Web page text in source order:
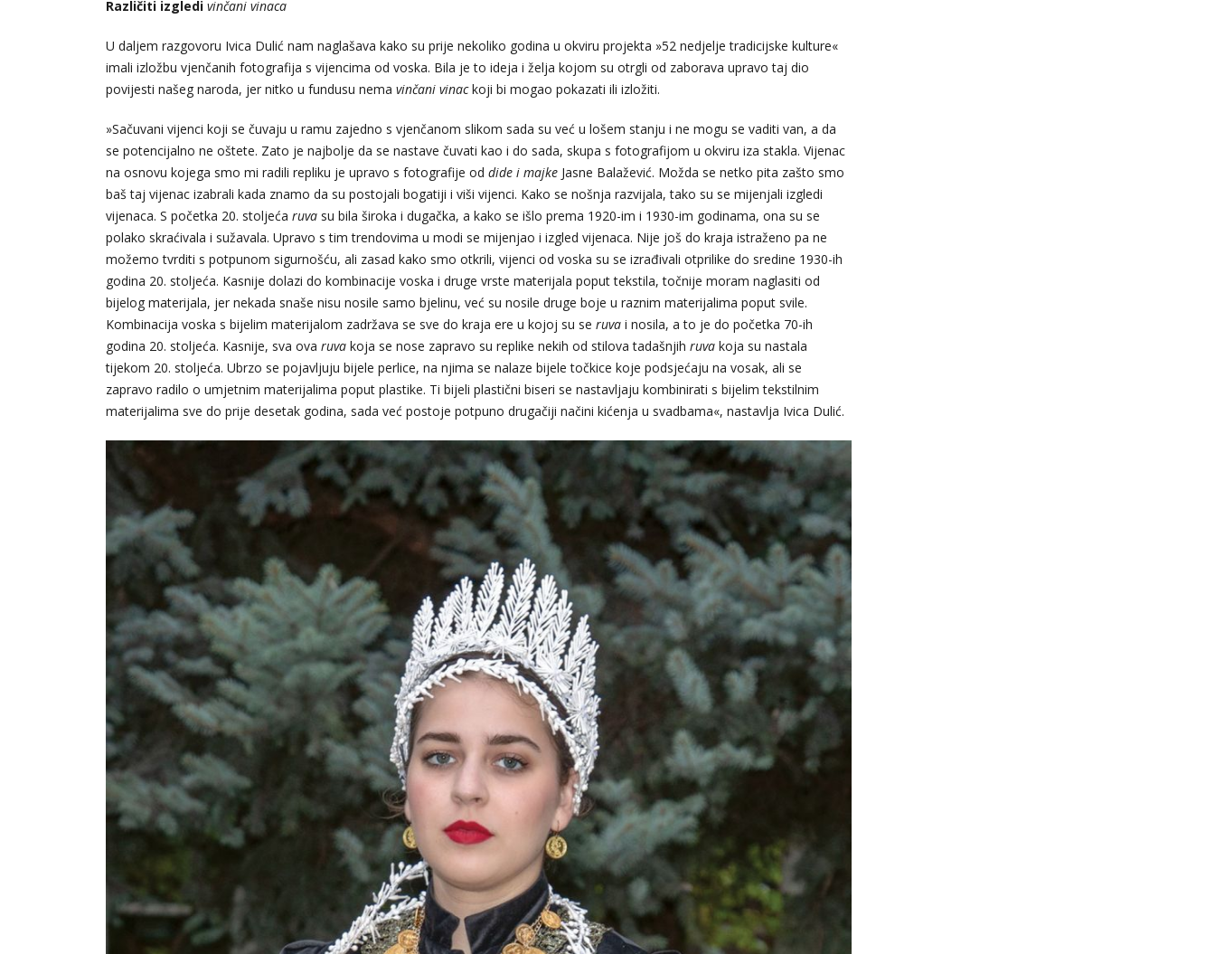
Različiti izgledi vinčani vinaca
U daljem razgovoru Ivica Dulić nam naglašava kako su prije nekoliko godina u okviru projekta »52 nedjelje tradicijske kulture«
imali izložbu vjenčanih fotografija s vijencima od voska. Bila je to ideja i želja kojom su otrgli od zaborava upravo taj dio
povijesti našeg naroda, jer nitko u fundusu nema vinčani vinackoji bi mogao pokazati ili izložiti.
»Sačuvani vijenci koji se čuvaju u ramu zajedno s vjenčanom slikom sada su već u lošem stanju i ne mogu se vaditi van, a da
se potencijalno ne oštete. Zato je najbolje da se nastave čuvati kao i do sada, skupa s fotografijom u okviru iza stakla. Vijenac
na osnovu kojega smo mi radili repliku je upravo s fotografije od dide i majke Jasne Balažević. Možda se netko pita zašto smo
baš taj vijenac izabrali kada znamo da su postojali bogatiji i viši vijenci. Kako se nošnja razvijala, tako su se mijenjali izgledi
vijenaca. S početka 20. stoljeća ruva su bila široka i dugačka, a kako se išlo prema 1920-im i 1930-im godinama, ona su se
polako skraćivala i sužavala. Upravo s tim trendovima u modi se mijenjao i izgled vijenaca. Nije još do kraja istraženo pa ne
možemo tvrditi s potpunom sigurnošću, ali zasad kako smo otkrili, vijenci od voska su se izrađivali otprilike do sredine 1930-ih
godina 20. stoljeća. Kasnije dolazi do kombinacije voska i druge vrste materijala poput tekstila, točnije moram naglasiti od
bijelog materijala, jer nekada snaše nisu nosile samo bjelinu, već su nosile druge boje u raznim materijalima poput svile.
Kombinacija voska s bijelim materijalom zadržava se sve do kraja ere u kojoj su se ruva i nosila, a to je do početka 70-ih
godina 20. stoljeća. Kasnije, sva ova ruva koja se nose zapravo su replike nekih od stilova tadašnjih ruva koja su nastala
tijekom 20. stoljeća. Ubrzo se pojavljuju bijele perlice, na njima se nalaze bijele točkice koje podsjećaju na vosak, ali se
zapravo radilo o umjetnim materijalima poput plastike. Ti bijeli plastični biseri se nastavljaju kombinirati s bijelim tekstilnim
materijalima sve do prije desetak godina, sada već postoje potpuno drugačiji načini kićenja u svadbama«, nastavlja Ivica Dulić.